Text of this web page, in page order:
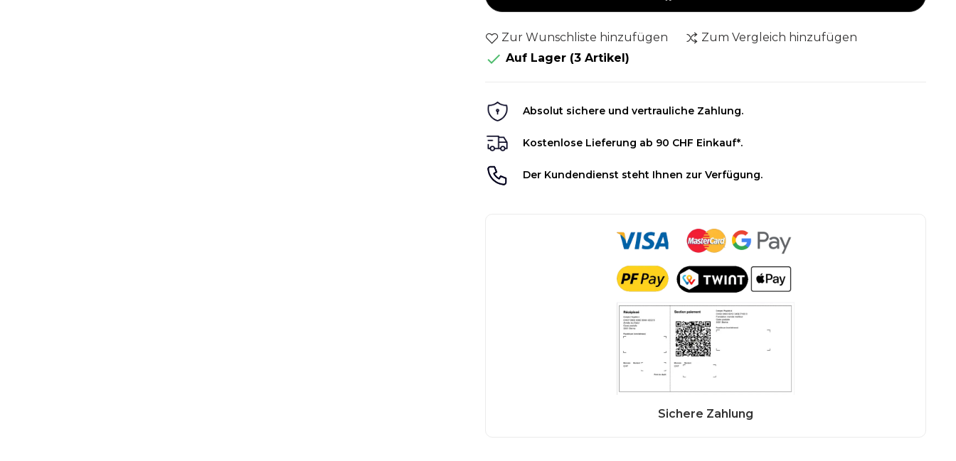
Zur Wunschliste hinzufügen Zum Vergleich hinzufügen
 Auf Lager (3 Artikel)
Absolut sichere und vertrauliche Zahlung.
Kostenlose Lieferung ab 90 CHF Einkauf*.
Der Kundendienst steht Ihnen zur Verfügung.